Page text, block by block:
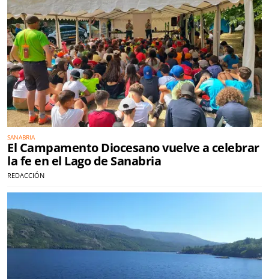
SANABRIA
El Campamento Diocesano vuelve a celebrar
la fe en el Lago de Sanabria
REDACCIÓN